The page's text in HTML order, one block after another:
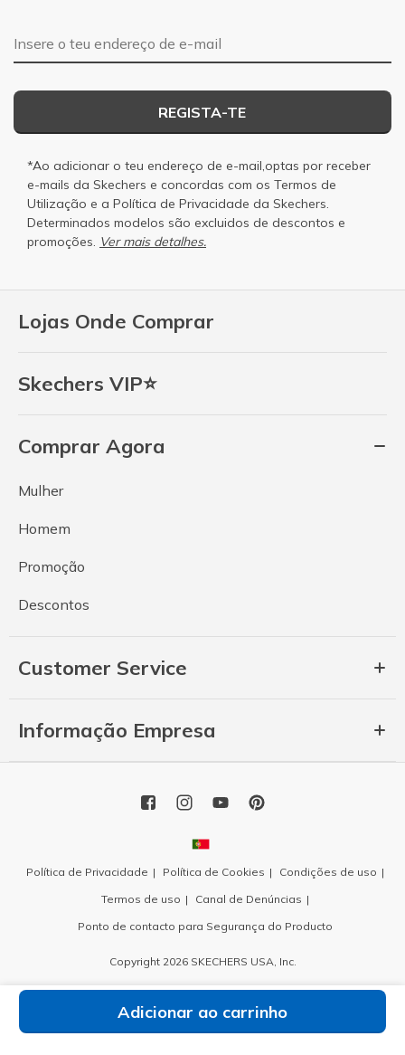
Adicionar ao carrinho
Lojas Onde Comprar
Skechers VIP⭐
Comprar Agora
Mulher
Homem
Promoção
Descontos
Customer Service
Informação Empresa
Endereço de e-mail
REGISTA-TE
*Ao adicionar o teu endereço de e-mail,optas por receber
e-mails da Skechers e concordas com os Termos de
Utilização e a Política de Privacidade da Skechers.
Determinados modelos são excluidos de descontos e
promoções. Ver mais detalhes.
Política de Privacidade Política de Cookies
Condições de uso
Termos de uso
Canal de Denúncias
Ponto de contacto para Segurança do Producto
Copyright 2026 SKECHERS USA, Inc.